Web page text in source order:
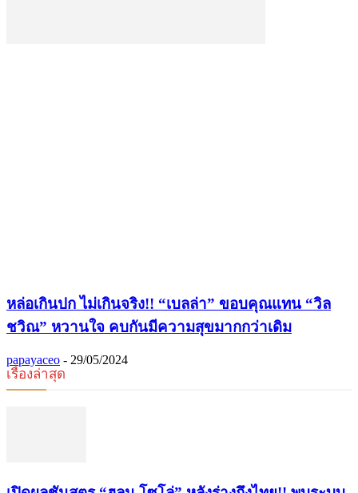
หล่อเกินปก ไม่เกินจริง!! “เบลล่า” ขอบคุณแทน “วิล
ชวิณ” หวานใจ คบกันมีความสุขมากกว่าเดิม
papayaceo - 29/05/2024
เรื่องล่าสุด